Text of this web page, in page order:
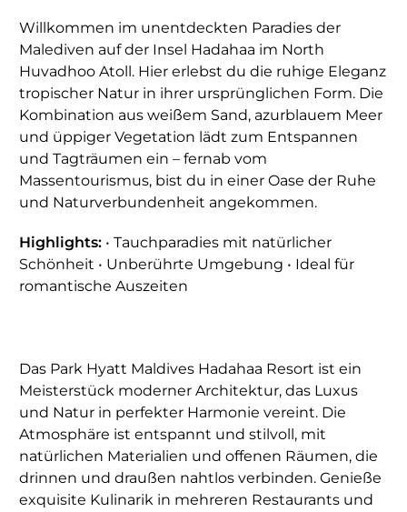
Willkommen im unentdeckten Paradies der
Malediven auf der Insel Hadahaa im North
Huvadhoo Atoll. Hier erlebst du die ruhige Eleganz
tropischer Natur in ihrer ursprünglichen Form. Die
Kombination aus weißem Sand, azurblauem Meer
und üppiger Vegetation lädt zum Entspannen
und Tagträumen ein – fernab vom
Massentourismus, bist du in einer Oase der Ruhe
und Naturverbundenheit angekommen.
Highlights: • Tauchparadies mit natürlicher
Schönheit • Unberührte Umgebung • Ideal für
romantische Auszeiten
Das Park Hyatt Maldives Hadahaa Resort ist ein
Meisterstück moderner Architektur, das Luxus
und Natur in perfekter Harmonie vereint. Die
Atmosphäre ist entspannt und stilvoll, mit
natürlichen Materialien und offenen Räumen, die
drinnen und draußen nahtlos verbinden. Genieße
exquisite Kulinarik in mehreren Restaurants und